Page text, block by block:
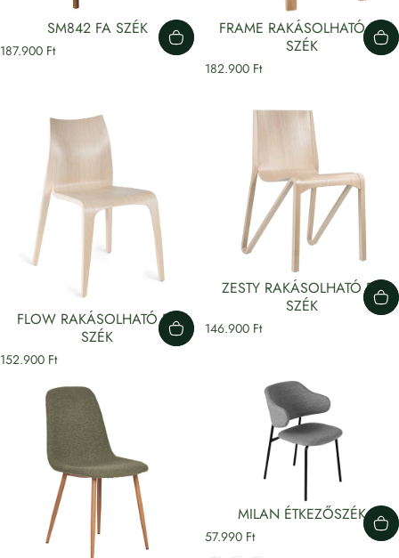
SM842 FA SZÉK
187.900 Ft
FRAME RAKÁSOLHATÓ FA
SZÉK
182.900 Ft
FLOW RAKÁSOLHATÓ FA
SZÉK
152.900 Ft
ZESTY RAKÁSOLHATÓ FA
SZÉK
146.900 Ft
MILAN ÉTKEZŐSZÉK
57.990 Ft